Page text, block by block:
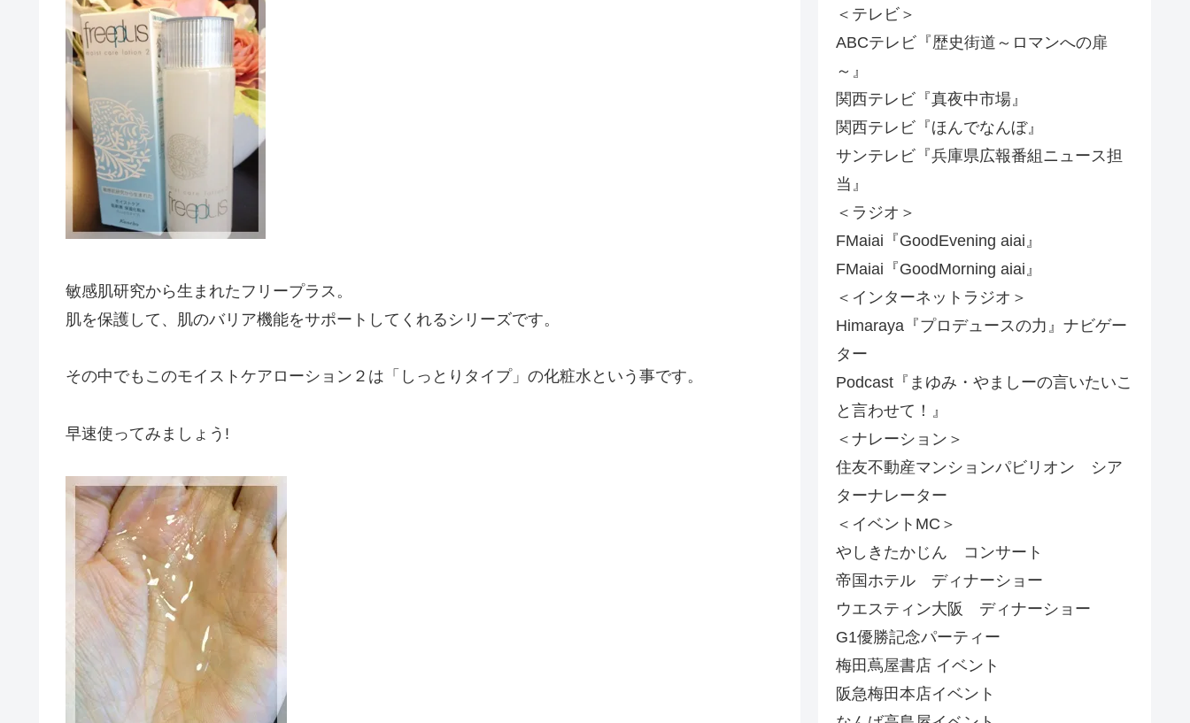
敏感肌研究から生まれたフリープラス。
肌を保護して、肌のバリア機能をサポートしてくれるシリーズです。
その中でもこのモイストケアローション２は「しっとりタイプ」の化粧水という事です。
早速使ってみましょう!
＜テレビ＞
ABCテレビ『歴史街道～ロマンへの扉
～』
関西テレビ『真夜中市場』
関西テレビ『ほんでなんぼ』
サンテレビ『兵庫県広報番組ニュース担
当』
＜ラジオ＞
FMaiai『GoodEvening aiai』
FMaiai『GoodMorning aiai』
＜インターネットラジオ＞
Himaraya『プロデュースの力』ナビゲー
ター
Podcast『まゆみ・やましーの言いたいこ
と言わせて！』
＜ナレーション＞
住友不動産マンションパビリオン シア
ターナレーター
＜イベントMC＞
やしきたかじん コンサート
帝国ホテル ディナーショー
ウエスティン大阪 ディナーショー
G1優勝記念パーティー
梅田蔦屋書店 イベント
阪急梅田本店イベント